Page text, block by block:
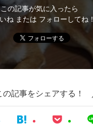
この記事が気に入ったら
ね または フォローしてね！
の記事をシェアする！